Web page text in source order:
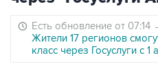
Есть обновление от 07:14
Жители 17 регионов
класс через Госуслуги с 1